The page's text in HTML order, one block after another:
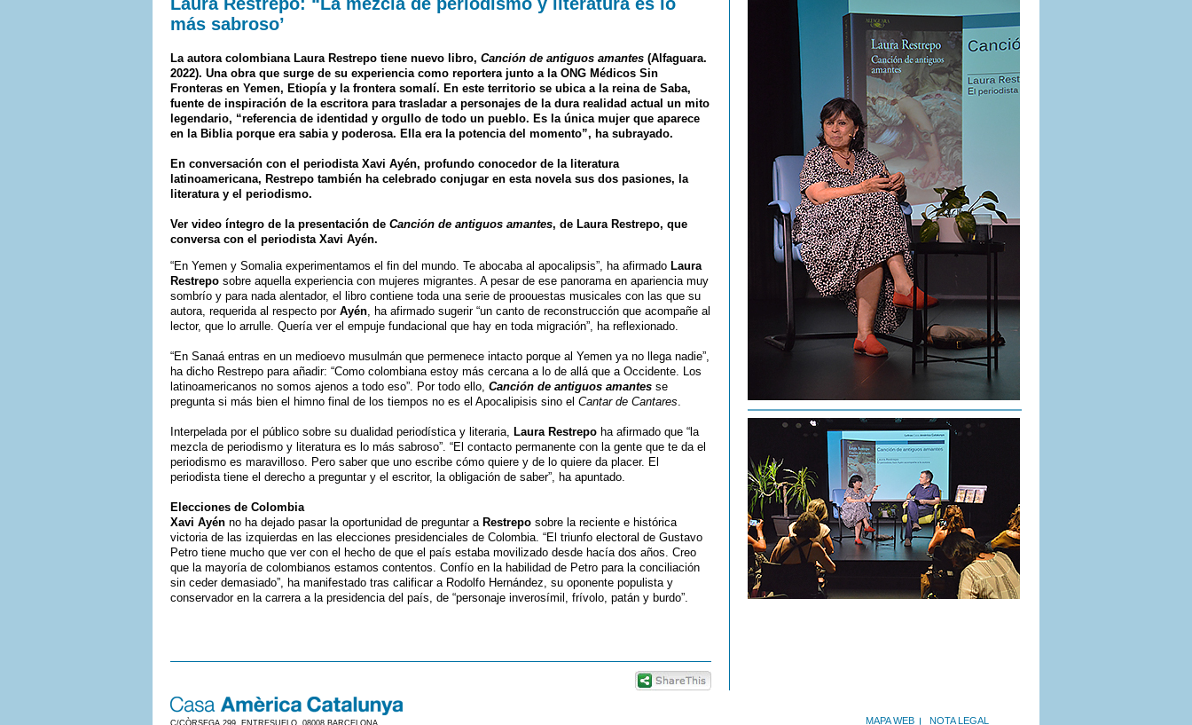
más sabroso’
La autora colombiana Laura Restrepo tiene nuevo libro, Canción de antiguos amantes (Alfaguara.
2022). Una obra que surge de su experiencia como reportera junto a la ONG Médicos Sin
Fronteras en Yemen, Etiopía y la frontera somalí. En este territorio se ubica a la reina de Saba,
fuente de inspiración de la escritora para trasladar a personajes de la dura realidad actual un mito
legendario, “referencia de identidad y orgullo de todo un pueblo. Es la única mujer que aparece
en la Biblia porque era sabia y poderosa. Ella era la potencia del momento”, ha subrayado.
En conversación con el periodista Xavi Ayén, profundo conocedor de la literatura
latinoamericana, Restrepo también ha celebrado conjugar en esta novela sus dos pasiones, la
literatura y el periodismo.
Ver video íntegro de la presentación de Canción de antiguos amantes, de Laura Restrepo, que
conversa con el periodista Xavi Ayén.
“En Yemen y Somalia experimentamos el fin del mundo. Te abocaba al apocalipsis”, ha afirmado Laura
Restrepo sobre aquella experiencia con mujeres migrantes. A pesar de ese panorama en apariencia muy
sombrío y para nada alentador, el libro contiene toda una serie de proouestas musicales con las que su
autora, requerida al respecto por Ayén, ha afirmado sugerir “un canto de reconstrucción que acompañe al
lector, que lo arrulle. Quería ver el empuje fundacional que hay en toda migración”, ha reflexionado.
“En Sanaá entras en un medioevo musulmán que permenece intacto porque al Yemen ya no llega nadie”,
ha dicho Restrepo para añadir: “Como colombiana estoy más cercana a lo de allá que a Occidente. Los
latinoamericanos no somos ajenos a todo eso”. Por todo ello, Canción de antiguos amantes se
pregunta si más bien el himno final de los tiempos no es el Apocalipisis sino el Cantar de Cantares.
Interpelada por el público sobre su dualidad periodística y literaria, Laura Restrepo ha afirmado que “la
mezcla de periodismo y literatura es lo más sabroso”. “El contacto permanente con la gente que te da el
periodismo es maravilloso. Pero saber que uno escribe cómo quiere y de lo quiere da placer. El
periodista tiene el derecho a preguntar y el escritor, la obligación de saber”, ha apuntado.
Elecciones de Colombia
Xavi Ayén no ha dejado pasar la oportunidad de preguntar a Restrepo sobre la reciente e histórica
victoria de las izquierdas en las elecciones presidenciales de Colombia. “El triunfo electoral de Gustavo
Petro tiene mucho que ver con el hecho de que el país estaba movilizado desde hacía dos años. Creo
que la mayoría de colombianos estamos contentos. Confío en la habilidad de Petro para la conciliación
sin ceder demasiado”, ha manifestado tras calificar a Rodolfo Hernández, su oponente populista y
conservador en la carrera a la presidencia del país, de “personaje inverosímil, frívolo, patán y burdo”.
MAPA WEB NOTA LEGAL
C/CÒRSEGA 299, ENTRESUELO. 08008 BARCELONA